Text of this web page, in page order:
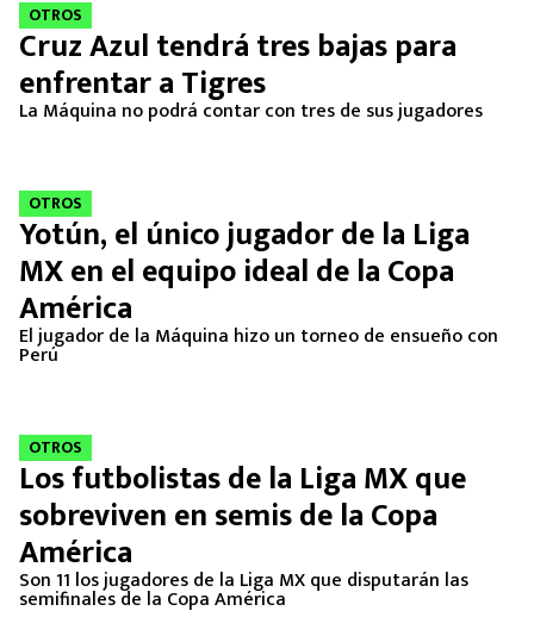
FUTBOL ESTUFA
FÓRMULA 1
LIGA MX
NFL
OTROS
Cruz Azul tendrá tres bajas para
enfrentar a Tigres
La Máquina no podrá contar con tres de sus jugadores
OTROS
Yotún, el único jugador de la Liga
MX en el equipo ideal de la Copa
América
El jugador de la Máquina hizo un torneo de ensueño con
Perú
OTROS
Los futbolistas de la Liga MX que
sobreviven en semis de la Copa
América
Son 11 los jugadores de la Liga MX que disputarán las
semifinales de la Copa América